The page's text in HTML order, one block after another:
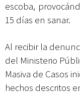
escoba,
15 días en sanar.
Al recibir la
del Ministerio
Masiva de Casos
hechos descritos